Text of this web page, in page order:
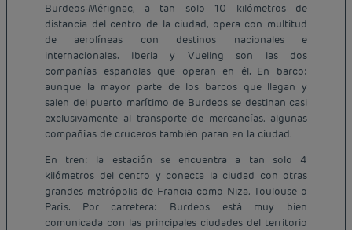
Burdeos-Mérignac, a tan solo 10 kilómetros de
distancia del centro de la ciudad, opera con multitud
de aerolíneas con destinos nacionales e
internacionales. Iberia y Vueling son las dos
compañías españolas que operan en él. En barco:
aunque la mayor parte de los barcos que llegan y
salen del puerto marítimo de Burdeos se destinan casi
exclusivamente al transporte de mercancías, algunas
compañías de cruceros también paran en la ciudad.
En tren: la estación se encuentra a tan solo 4
kilómetros del centro y conecta la ciudad con otras
grandes metrópolis de Francia como Niza, Toulouse o
París. Por carretera: Burdeos está muy bien
comunicada con las principales ciudades del territorio